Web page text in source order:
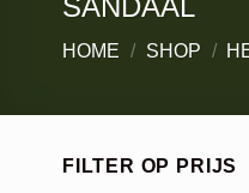
SANDAAL
HOME / SHOP /
FILTER OP PRIJS